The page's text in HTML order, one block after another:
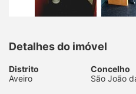
Detalhes do imóvel
Distrito
Aveiro
Concelho
São João